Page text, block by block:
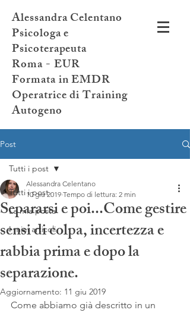
Alessandra Celentano
Psicologa e
Psicoterapeuta
Roma - EUR
Formata in EMDR
Operatrice di Training
Autogeno
Post
Tutti i post
La mia posta
I miei articoli
Tutti i post
Separarsi e poi...Come gestire
sensi di colpa, incertezza e
rabbia prima e dopo la
separazione.
Alessandra Celentano
10 giu 2019 Tempo di lettura: 2 min
Aggiornamento: 11 giu 2019
Come abbiamo già descritto in un